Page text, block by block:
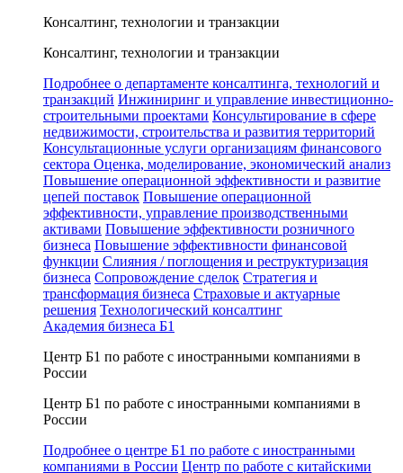
Консалтинг, технологии и транзакции
Консалтинг, технологии и транзакции
Подробнее о департаменте консалтинга, технологий и
транзакций Инжиниринг и управление инвестиционно-
строительными проектами Консультирование в сфере
недвижимости, строительства и развития территорий
Консультационные услуги организациям финансового
сектора Оценка, моделирование, экономический анализ
Повышение операционной эффективности и развитие
цепей поставок Повышение операционной
эффективности, управление производственными
активами Повышение эффективности розничного
бизнеса Повышение эффективности финансовой
функции Слияния / поглощения и реструктуризация
бизнеса Сопровождение сделок Стратегия и
трансформация бизнеса Страховые и актуарные
решения Технологический консалтинг
Академия бизнеса Б1
Центр Б1 по работе с иностранными компаниями в
России
Центр Б1 по работе с иностранными компаниями в
России
Подробнее о центре Б1 по работе с иностранными
компаниями в России Центр по работе с китайскими